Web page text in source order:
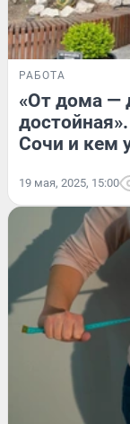
РАБОТА
«От дома —
Сочи и кем
19 мая, 2025, 15:00